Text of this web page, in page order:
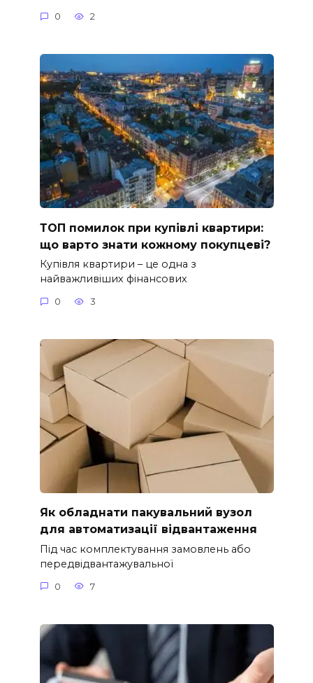
0 2
ТОП помилок при купівлі квартири:
що варто знати кожному покупцеві?
Купівля квартири – це одна з
найважливіших фінансових
0 3
Як обладнати пакувальний вузол
для автоматизації відвантаження
Під час комплектування замовлень або
передвідвантажувальної
0 7